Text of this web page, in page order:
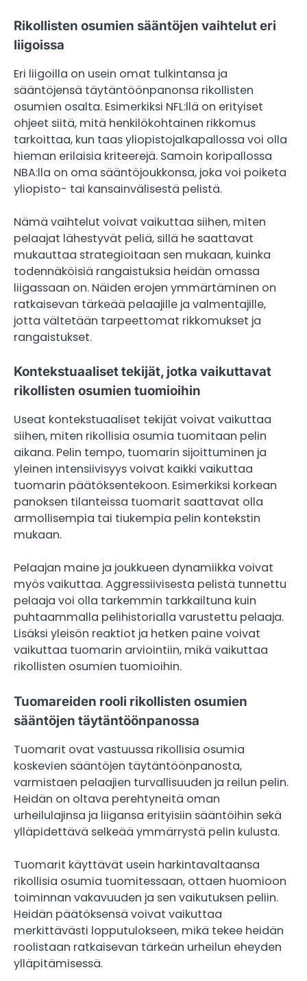
Rikollisten osumien sääntöjen vaihtelut eri
liigoissa
Eri liigoilla on usein omat tulkintansa ja
sääntöjensä täytäntöönpanonsa rikollisten
osumien osalta. Esimerkiksi NFL:llä on erityiset
ohjeet siitä, mitä henkilökohtainen rikkomus
tarkoittaa, kun taas yliopistojalkapallossa voi olla
hieman erilaisia kriteerejä. Samoin koripallossa
NBA:lla on oma sääntöjoukkonsa, joka voi poiketa
yliopisto- tai kansainvälisestä pelistä.
Nämä vaihtelut voivat vaikuttaa siihen, miten
pelaajat lähestyvät peliä, sillä he saattavat
mukauttaa strategioitaan sen mukaan, kuinka
todennäköisiä rangaistuksia heidän omassa
liigassaan on. Näiden erojen ymmärtäminen on
ratkaisevan tärkeää pelaajille ja valmentajille,
jotta vältetään tarpeettomat rikkomukset ja
rangaistukset.
Kontekstuaaliset tekijät, jotka vaikuttavat
rikollisten osumien tuomioihin
Useat kontekstuaaliset tekijät voivat vaikuttaa
siihen, miten rikollisia osumia tuomitaan pelin
aikana. Pelin tempo, tuomarin sijoittuminen ja
yleinen intensiivisyys voivat kaikki vaikuttaa
tuomarin päätöksentekoon. Esimerkiksi korkean
panoksen tilanteissa tuomarit saattavat olla
armollisempia tai tiukempia pelin kontekstin
mukaan.
Pelaajan maine ja joukkueen dynamiikka voivat
myös vaikuttaa. Aggressiivisesta pelistä tunnettu
pelaaja voi olla tarkemmin tarkkailtuna kuin
puhtaammalla pelihistorialla varustettu pelaaja.
Lisäksi yleisön reaktiot ja hetken paine voivat
vaikuttaa tuomarin arviointiin, mikä vaikuttaa
rikollisten osumien tuomioihin.
Tuomareiden rooli rikollisten osumien
sääntöjen täytäntöönpanossa
Tuomarit ovat vastuussa rikollisia osumia
koskevien sääntöjen täytäntöönpanosta,
varmistaen pelaajien turvallisuuden ja reilun pelin.
Heidän on oltava perehtyneitä oman
urheilulajinsa ja liigansa erityisiin sääntöihin sekä
ylläpidettävä selkeää ymmärrystä pelin kulusta.
Tuomarit käyttävät usein harkintavaltaansa
rikollisia osumia tuomitessaan, ottaen huomioon
toiminnan vakavuuden ja sen vaikutuksen peliin.
Heidän päätöksensä voivat vaikuttaa
merkittävästi lopputulokseen, mikä tekee heidän
roolistaan ratkaisevan tärkeän urheilun eheyden
ylläpitämisessä.